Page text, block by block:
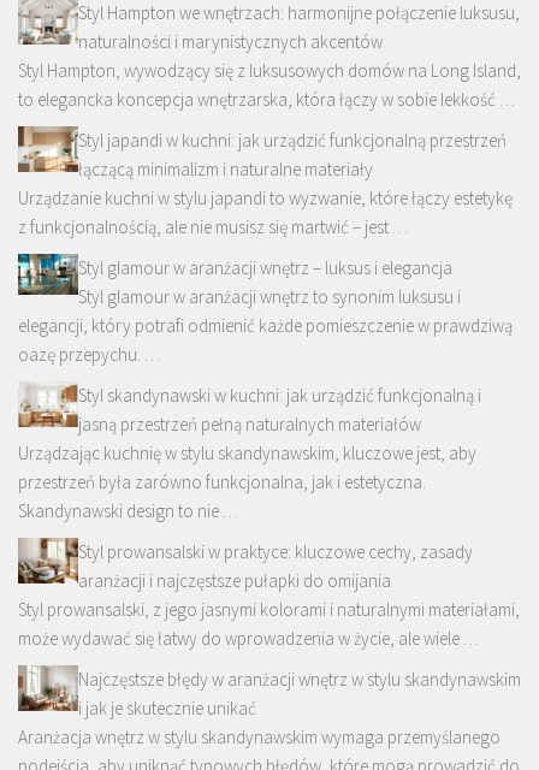
Styl Hampton we wnętrzach: harmonijne połączenie luksusu,
naturalności i marynistycznych akcentów
Styl Hampton, wywodzący się z luksusowych domów na Long Island,
to elegancka koncepcja wnętrzarska, która łączy w sobie lekkość …
Styl japandi w kuchni: jak urządzić funkcjonalną przestrzeń
łączącą minimalizm i naturalne materiały
Urządzanie kuchni w stylu japandi to wyzwanie, które łączy estetykę
z funkcjonalnością, ale nie musisz się martwić – jest …
Styl glamour w aranżacji wnętrz – luksus i elegancja
Styl glamour w aranżacji wnętrz to synonim luksusu i
elegancji, który potrafi odmienić każde pomieszczenie w prawdziwą
oazę przepychu. …
Styl skandynawski w kuchni: jak urządzić funkcjonalną i
jasną przestrzeń pełną naturalnych materiałów
Urządzając kuchnię w stylu skandynawskim, kluczowe jest, aby
przestrzeń była zarówno funkcjonalna, jak i estetyczna.
Skandynawski design to nie …
Styl prowansalski w praktyce: kluczowe cechy, zasady
aranżacji i najczęstsze pułapki do omijania
Styl prowansalski, z jego jasnymi kolorami i naturalnymi materiałami,
może wydawać się łatwy do wprowadzenia w życie, ale wiele …
Najczęstsze błędy w aranżacji wnętrz w stylu skandynawskim
i jak je skutecznie unikać
Aranżacja wnętrz w stylu skandynawskim wymaga przemyślanego